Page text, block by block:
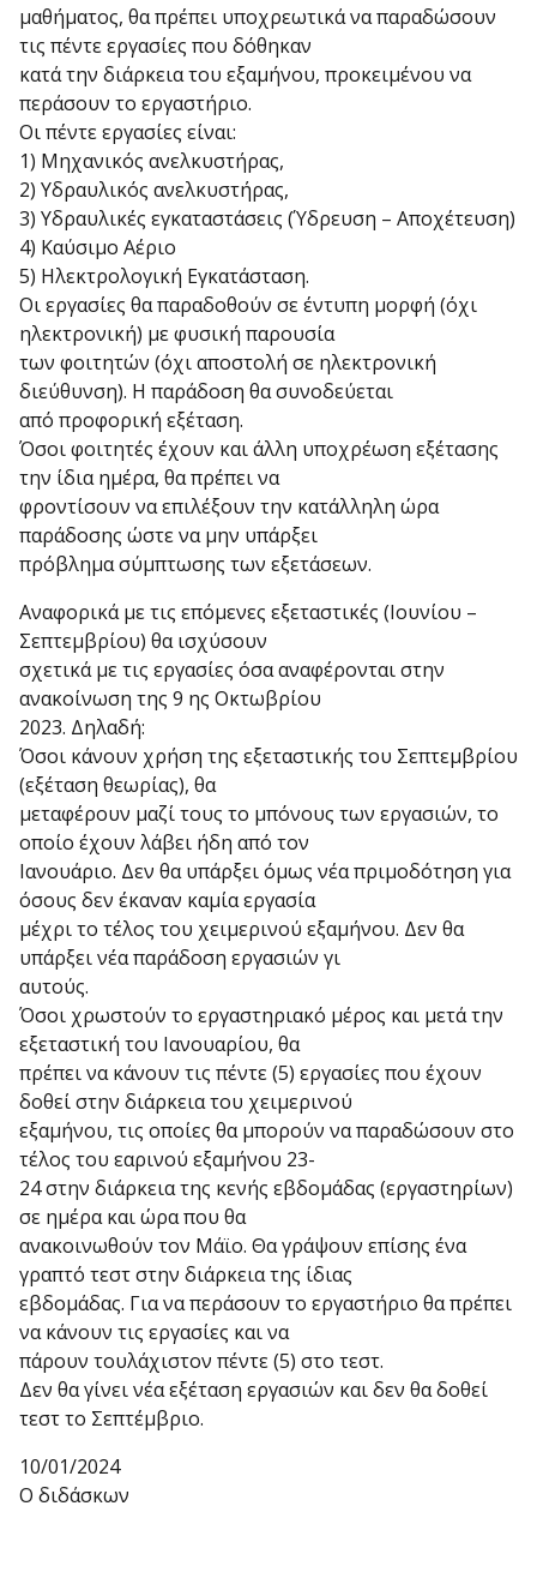
μαθήματος, θα πρέπει υποχρεωτικά να παραδώσουν
τις πέντε εργασίες που δόθηκαν
κατά την διάρκεια του εξαμήνου, προκειμένου να
περάσουν το εργαστήριο.
Οι πέντε εργασίες είναι:
1) Μηχανικός ανελκυστήρας,
2) Υδραυλικός ανελκυστήρας,
3) Υδραυλικές εγκαταστάσεις (Ύδρευση – Αποχέτευση)
4) Καύσιμο Αέριο
5) Ηλεκτρολογική Εγκατάσταση.
Οι εργασίες θα παραδοθούν σε έντυπη μορφή (όχι
ηλεκτρονική) με φυσική παρουσία
των φοιτητών (όχι αποστολή σε ηλεκτρονική
διεύθυνση). Η παράδοση θα συνοδεύεται
από προφορική εξέταση.
Όσοι φοιτητές έχουν και άλλη υποχρέωση εξέτασης
την ίδια ημέρα, θα πρέπει να
φροντίσουν να επιλέξουν την κατάλληλη ώρα
παράδοσης ώστε να μην υπάρξει
πρόβλημα σύμπτωσης των εξετάσεων.
Αναφορικά με τις επόμενες εξεταστικές (Ιουνίου –
Σεπτεμβρίου) θα ισχύσουν
σχετικά με τις εργασίες όσα αναφέρονται στην
ανακοίνωση της 9 ης Οκτωβρίου
2023. Δηλαδή:
Όσοι κάνουν χρήση της εξεταστικής του Σεπτεμβρίου
(εξέταση θεωρίας), θα
μεταφέρουν μαζί τους το μπόνους των εργασιών, το
οποίο έχουν λάβει ήδη από τον
Ιανουάριο. Δεν θα υπάρξει όμως νέα πριμοδότηση για
όσους δεν έκαναν καμία εργασία
μέχρι το τέλος του χειμερινού εξαμήνου. Δεν θα
υπάρξει νέα παράδοση εργασιών γι
αυτούς.
Όσοι χρωστούν το εργαστηριακό μέρος και μετά την
εξεταστική του Ιανουαρίου, θα
πρέπει να κάνουν τις πέντε (5) εργασίες που έχουν
δοθεί στην διάρκεια του χειμερινού
εξαμήνου, τις οποίες θα μπορούν να παραδώσουν στο
τέλος του εαρινού εξαμήνου 23-
24 στην διάρκεια της κενής εβδομάδας (εργαστηρίων)
σε ημέρα και ώρα που θα
ανακοινωθούν τον Μάϊο. Θα γράψουν επίσης ένα
γραπτό τεστ στην διάρκεια της ίδιας
εβδομάδας. Για να περάσουν το εργαστήριο θα πρέπει
να κάνουν τις εργασίες και να
πάρουν τουλάχιστον πέντε (5) στο τεστ.
Δεν θα γίνει νέα εξέταση εργασιών και δεν θα δοθεί
τεστ το Σεπτέμβριο.
10/01/2024
Ο διδάσκων